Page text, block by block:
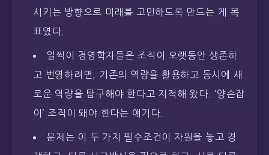
시키는 방향으로 미래를 고민하도록 만드는 게 목
표였다.
일찍이 경영학자들은 조직이 오랫동안 생존하
고 번영하려면, 기존의 역량을 활용하고 동시에 새
로운 역량을 탐구해야 한다고 지적해 왔다. ‘양손잡
이’ 조직이 돼야 한다는 얘기다.
문제는 이 두 가지 필수조건이 자원을 놓고 경